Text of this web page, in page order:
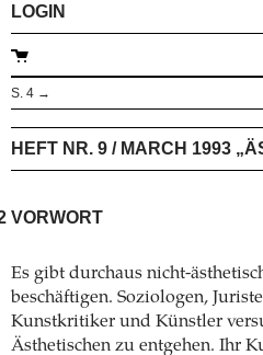
LOGIN
S. 4 →
HEFT NR. 9 / MARCH 1993
VORWORT
Es gibt durchaus nicht-
beschäftigen. Soziologen,
Kunstkritiker und Künstler
Ästhetischen zu entgehen. Ihr